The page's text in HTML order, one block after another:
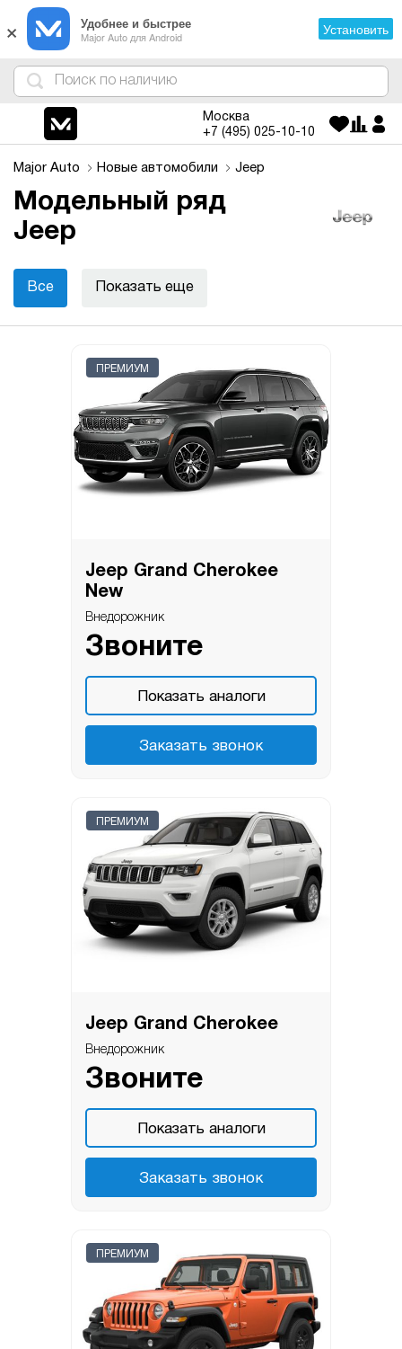
4
1
3
2
Москва
+7 (495) 025-10-10
Major Auto Новые автомобили Jeep
Модельный ряд
Jeep
Все Показать еще
ПРЕМИУМ
Jeep Grand Cherokee
New
Внедорожник
Звоните
Показать аналоги
Заказать звонок
ПРЕМИУМ
Jeep Grand Cherokee
Внедорожник
Звоните
Показать аналоги
Заказать звонок
ПРЕМИУМ
× Удобнее и быстрее
Major Auto для Android Установить